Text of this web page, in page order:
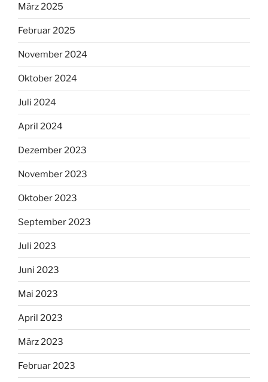
März 2025
Februar 2025
November 2024
Oktober 2024
Juli 2024
April 2024
Dezember 2023
November 2023
Oktober 2023
September 2023
Juli 2023
Juni 2023
Mai 2023
April 2023
März 2023
Februar 2023